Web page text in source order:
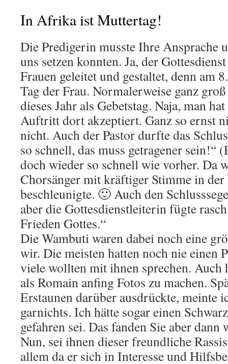
In Afrika ist Muttertag!
Die Predigerin musste Ihre Ansprache
uns setzen konnten. Ja, der
Frauen geleitet und gestaltet, denn am
Tag der Frau. Normalerweise ganz
dieses Jahr als Gebetstag. Naja, man
Auftritt dort akzeptiert. Ganz so ernst
nicht. Auch der Pastor durfte das
so schnell, das muss getragener sein!“
doch wieder so schnell wie vorher. Da
Chorsänger mit kräftiger Stimme in der
beschleunigte. 🙂 Auch den
aber die Gottesdienstleiterin fügte
Frieden Gottes.“
Die Wambuti waren dabei noch eine
wir. Die meisten hatten noch nie einen
viele wollten mit ihnen sprechen. Auch
als Romain anfing Fotos zu machen.
Erstaunen darüber ausdrückte, meinte
garnichts. Ich hätte sogar einen
gefahren sei. Das fanden Sie aber
Nun, sei ihnen dieser freundliche
allem da er sich in Interesse und